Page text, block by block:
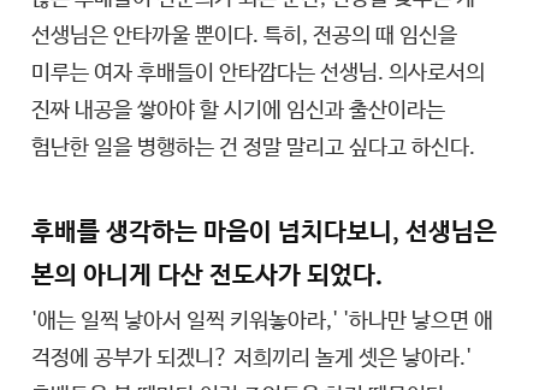
선생님은 안타까울 뿐이다. 특히, 전공의 때 임신을
미루는 여자 후배들이 안타깝다는 선생님. 의사로서의
진짜 내공을 쌓아야 할 시기에 임신과 출산이라는
험난한 일을 병행하는 건 정말 말리고 싶다고 하신다.
후배를 생각하는 마음이 넘치다보니, 선생님은
본의 아니게 다산 전도사가 되었다.
'애는 일찍 낳아서 일찍 키워놓아라,' '하나만 낳으면 애
걱정에 공부가 되겠니? 저희끼리 놀게 셋은 낳아라.'